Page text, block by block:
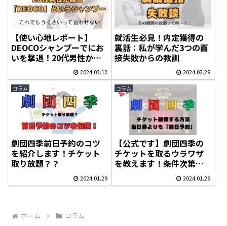
【使い心地レポート】
DEOCOシャンプーでにお
いを撃退！20代男性から
2024.03.12
就活生必見！内定獲得の
裏話：私が学んだ3つの面
接失敗からの教訓
2024.02.29
コラム
劇団四季前日予約のコツ
を紹介します！チケット
取り放題？？
2024.01.29
コラム
【公式です】劇団四季の
チケットを取るウラワザ
を教えます！条件次第で
は超良席も！当日券も見
逃すな！
2024.01.26
ホーム コラム